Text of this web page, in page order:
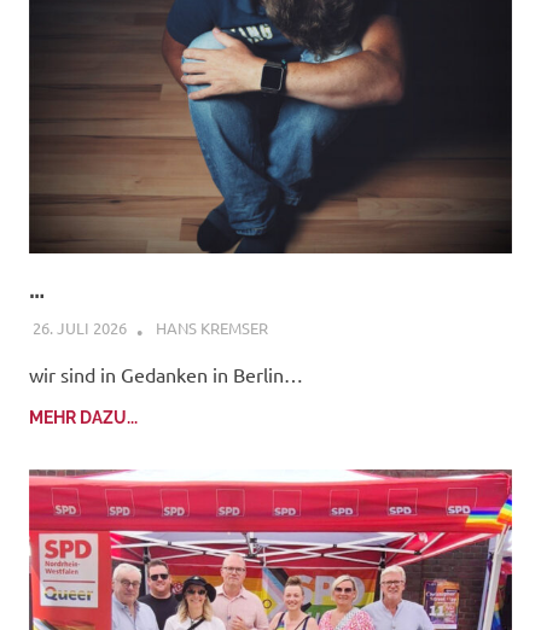
…
26. JULI 2026 HANS KREMSER
wir sind in Gedanken in Berlin…
MEHR DAZU...